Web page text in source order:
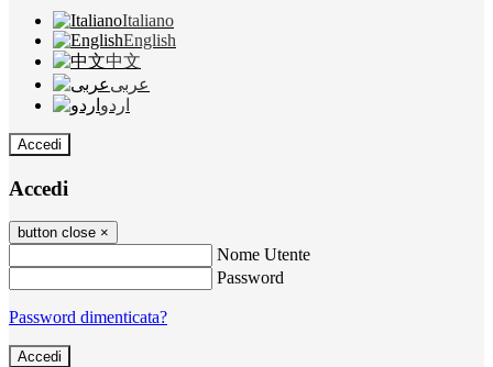
Italiano
English
中文
عربى
اردو
Accedi
Accedi
button close ×
Nome Utente
Password
Password dimenticata?